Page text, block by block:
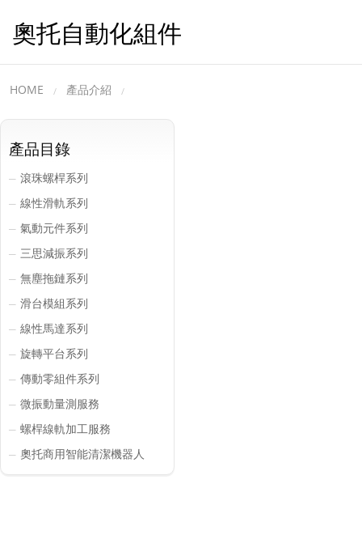
奧托自動化組件
HOME 產品介紹
產品目錄
─ 滾珠螺桿系列
─ 線性滑軌系列
─ 氣動元件系列
─ 三思減振系列
─ 無塵拖鏈系列
─ 滑台模組系列
─ 線性馬達系列
─ 旋轉平台系列
─ 傳動零組件系列
─ 微振動量測服務
─ 螺桿線軌加工服務
─ 奧托商用智能清潔機器人